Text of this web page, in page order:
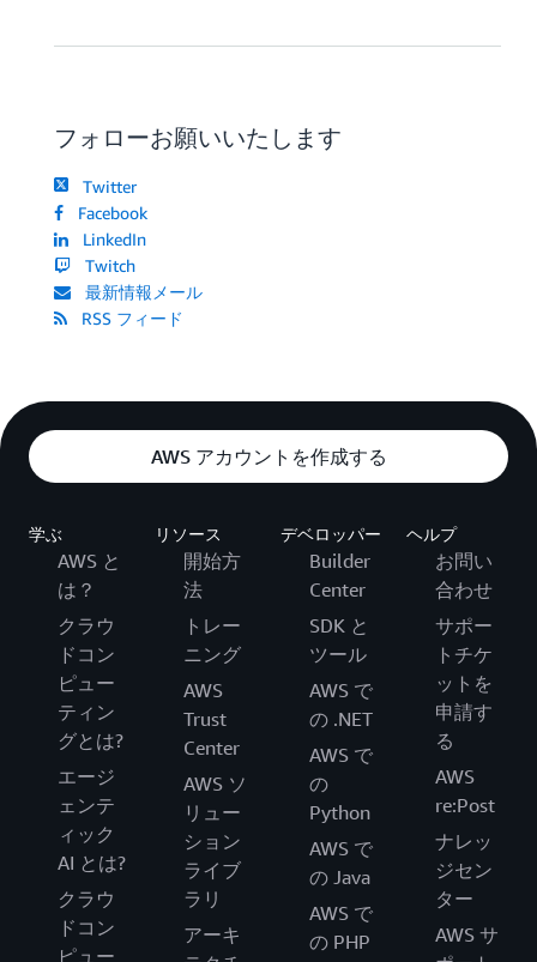
フォローお願いいたします
Twitter
Facebook
LinkedIn
Twitch
最新情報メール
RSS フィード
AWS アカウントを作成する
学ぶ
AWS と
は？
クラウ
ドコン
ピュー
ティン
グとは?
エージ
ェンテ
ィック
AI とは?
クラウ
ドコン
ピュー
リソース
開始方
法
トレー
ニング
AWS
Trust
Center
AWS ソ
リュー
ション
ライブ
ラリ
アーキ
デベロッパー
Builder
Center
SDK と
ツール
AWS で
の .NET
AWS で
の
Python
AWS で
の Java
AWS で
の PHP
ヘルプ
お問い
合わせ
サポー
トチケ
ットを
申請す
る
AWS
re:Post
ナレッ
ジセン
ター
AWS サ